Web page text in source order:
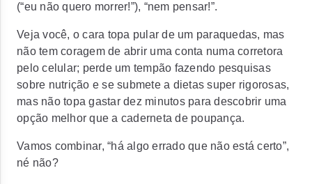
(“eu não quero morrer!”), “nem pensar!”.
Veja você, o cara topa pular de um paraquedas, mas
não tem coragem de abrir uma conta numa corretora
pelo celular; perde um tempão fazendo pesquisas
sobre nutrição e se submete a dietas super rigorosas,
mas não topa gastar dez minutos para descobrir uma
opção melhor que a caderneta de poupança.
Vamos combinar, “há algo errado que não está certo”,
né não?